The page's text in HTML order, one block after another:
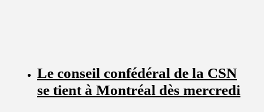
Le conseil confédéral de la CSN
se tient à Montréal dès mercredi